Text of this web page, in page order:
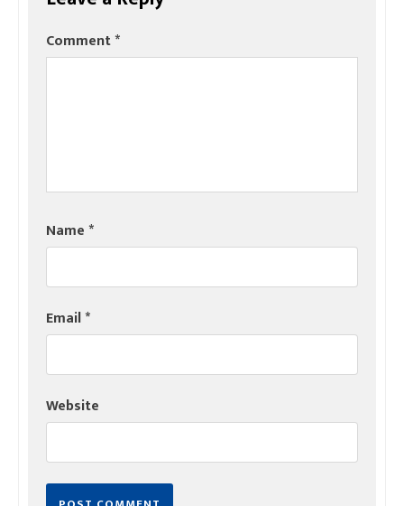
Comment*
Name*
Email*
Website